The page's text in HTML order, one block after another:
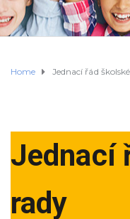
Home Jednací řád
Jednací
rady